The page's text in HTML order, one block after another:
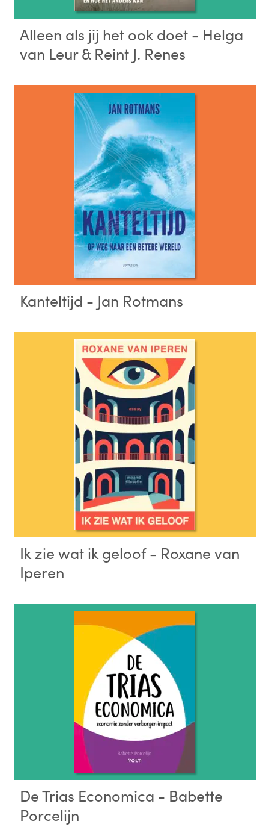
Alleen als jij het ook doet - Helga
van Leur & Reint J. Renes
Kanteltijd - Jan Rotmans
Ik zie wat ik geloof - Roxane van
Iperen
De Trias Economica - Babette
Porcelijn